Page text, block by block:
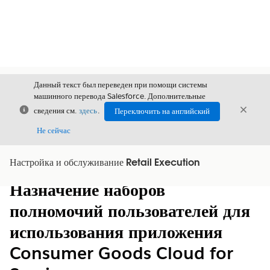
Закрыть
Данный текст был переведен при помощи системы
машинного перевода Salesforce. Дополнительные
сведения см. здесь.
Переключить на английский
Не сейчас
Настройка и обслуживание Retail Execution
Показать содержание
Содержание
Назначение наборов
полномочий пользователей для
использования приложения
Consumer Goods Cloud for